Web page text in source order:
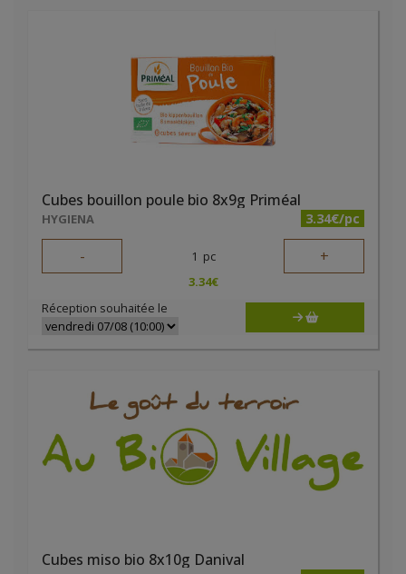
Cubes bouillon poule bio 8x9g Priméal
HYGIENA 3.34€/pc
- 1 pc +
3.34€
Réception souhaitée le
Cubes miso bio 8x10g Danival